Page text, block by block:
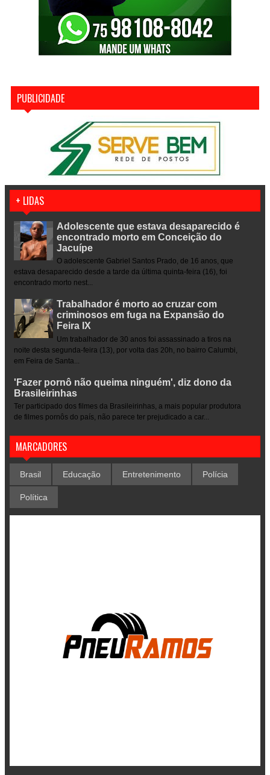
PUBLICIDADE
+ LIDAS
Adolescente que estava desaparecido é
encontrado morto em Conceição do
Jacuípe
O adolescente Gabriel Santos Prado, de 16 anos, que
estava desaparecido desde a tarde da última quinta-feira (16), foi
encontrado morto nest...
Trabalhador é morto ao cruzar com
criminosos em fuga na Expansão do
Feira IX
Um trabalhador de 30 anos foi assassinado a tiros na
noite desta segunda-feira (13), por volta das 20h, no bairro Calumbi,
em Feira de Santa...
'Fazer pornô não queima ninguém', diz dono da
Brasileirinhas
Ter participado dos filmes da Brasileirinhas, a mais popular produtora
de filmes pornôs do país, não parece ter prejudicado a car...
MARCADORES
Brasil Educação Entretenimento Polícia
Política